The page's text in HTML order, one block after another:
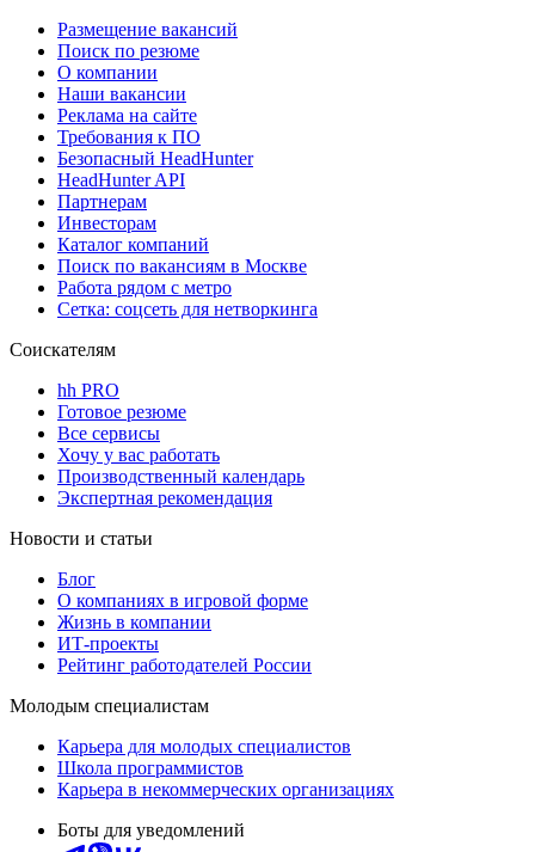
Размещение вакансий
Поиск по резюме
О компании
Наши вакансии
Реклама на сайте
Требования к ПО
Безопасный HeadHunter
HeadHunter API
Партнерам
Инвесторам
Каталог компаний
Поиск по вакансиям в Москве
Работа рядом с метро
Сетка: соцсеть для нетворкинга
Соискателям
hh PRO
Готовое резюме
Все сервисы
Хочу у вас работать
Производственный календарь
Экспертная рекомендация
Новости и статьи
Блог
О компаниях в игровой форме
Жизнь в компании
ИТ-проекты
Рейтинг работодателей России
Молодым специалистам
Карьера для молодых специалистов
Школа программистов
Карьера в некоммерческих организациях
Боты для уведомлений